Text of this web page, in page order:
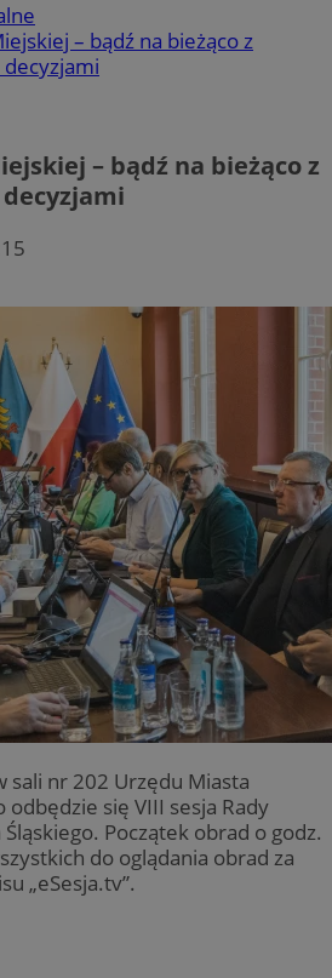
– bądź na bieżąco z
– bądź na bieżąco z
sali nr 202 Urzędu Miasta
odbędzie się VIII sesja Rady
Początek obrad o godz.
do oglądania obrad za
„eSesja.tv”.